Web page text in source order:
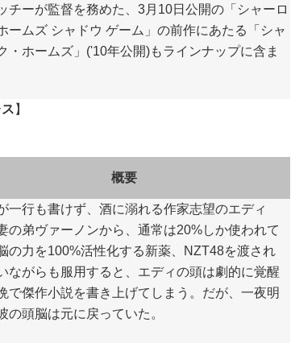
チーが監督を務めた、3月10日公開の「シャーロ
ームズ シャドウ ゲーム」の前作にあたる「シャ
・ホームズ」('10年公開)もラインナップに含ま
】
概要
一行も書けず、酒に溺れる作家志望のエディ
の弟ヴァーノンから、通常は20%しか使われて
の力を100%活性化する新薬、NZT48を渡され
ながらも服用すると、エディの頭は劇的に覚醒
で傑作小説を書き上げてしまう。だが、一夜明
の頭脳は元に戻っていた。